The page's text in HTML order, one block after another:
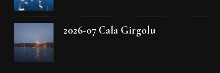
2026-07 Cala Girgolu